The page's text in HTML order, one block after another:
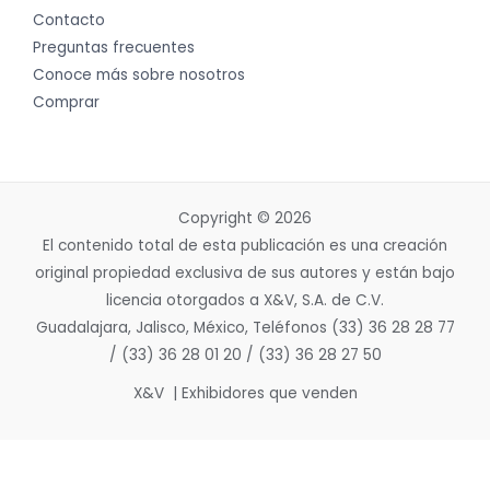
Contacto
Preguntas frecuentes
Conoce más sobre nosotros
Comprar
Copyright © 2026
El contenido total de esta publicación es una creación
original propiedad exclusiva de sus autores y están bajo
licencia otorgados a X&V, S.A. de C.V.
Guadalajara, Jalisco, México, Teléfonos (33) 36 28 28 77
/ (33) 36 28 01 20 / (33) 36 28 27 50
X&V | Exhibidores que venden